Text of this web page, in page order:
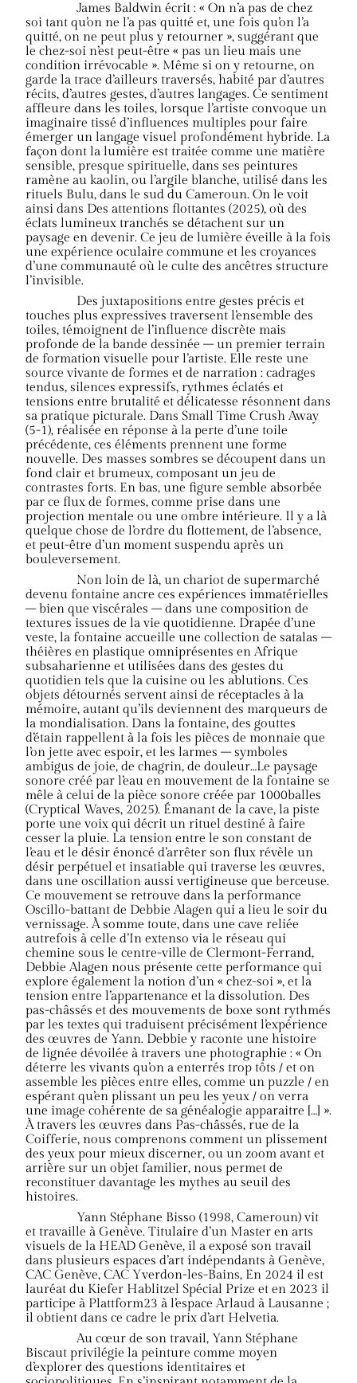
James Baldwin écrit : « On n’a pas de chez
soi tant qu’on ne l’a pas quitté et, une fois qu’on l’a
quitté, on ne peut plus y retourner », suggérant que
le chez-soi n’est peut-être « pas un lieu mais une
condition irrévocable ». Même si on y retourne, on
garde la trace d’ailleurs traversés, habité par d’autres
récits, d’autres gestes, d’autres langages. Ce sentiment
affleure dans les toiles, lorsque l’artiste convoque un
imaginaire tissé d’influences multiples pour faire
émerger un langage visuel profondément hybride. La
façon dont la lumière est traitée comme une matière
sensible, presque spirituelle, dans ses peintures
ramène au kaolin, ou l’argile blanche, utilisé dans les
rituels Bulu, dans le sud du Cameroun. On le voit
ainsi dans Des attentions flottantes (2025), où des
éclats lumineux tranchés se détachent sur un
paysage en devenir. Ce jeu de lumière éveille à la fois
une expérience oculaire commune et les croyances
d’une communauté où le culte des ancêtres structure
l’invisible.
Des juxtapositions entre gestes précis et
touches plus expressives traversent l’ensemble des
toiles, témoignent de l’influence discrète mais
profonde de la bande dessinée – un premier terrain
de formation visuelle pour l’artiste. Elle reste une
source vivante de formes et de narration : cadrages
tendus, silences expressifs, rythmes éclatés et
tensions entre brutalité et délicatesse résonnent dans
sa pratique picturale. Dans Small Time Crush Away
(5-1), réalisée en réponse à la perte d’une toile
précédente, ces éléments prennent une forme
nouvelle. Des masses sombres se découpent dans un
fond clair et brumeux, composant un jeu de
contrastes forts. En bas, une figure semble absorbée
par ce flux de formes, comme prise dans une
projection mentale ou une ombre intérieure. Il y a là
quelque chose de l’ordre du flottement, de l’absence,
et peut-être d’un moment suspendu après un
bouleversement.
Non loin de là, un chariot de supermarché
devenu fontaine ancre ces expériences immatérielles
– bien que viscérales – dans une composition de
textures issues de la vie quotidienne. Drapée d’une
veste, la fontaine accueille une collection de satalas –
théières en plastique omniprésentes en Afrique
subsaharienne et utilisées dans des gestes du
quotidien tels que la cuisine ou les ablutions. Ces
objets détournés servent ainsi de réceptacles à la
mémoire, autant qu’ils deviennent des marqueurs de
la mondialisation. Dans la fontaine, des gouttes
d’étain rappellent à la fois les pièces de monnaie que
l’on jette avec espoir, et les larmes – symboles
ambigus de joie, de chagrin, de douleur…Le paysage
sonore créé par l’eau en mouvement de la fontaine se
mêle à celui de la pièce sonore créée par 1000balles
(Cryptical Waves, 2025). Émanant de la cave, la piste
porte une voix qui décrit un rituel destiné à faire
cesser la pluie. La tension entre le son constant de
l’eau et le désir énoncé d’arrêter son flux révèle un
désir perpétuel et insatiable qui traverse les œuvres,
dans une oscillation aussi vertigineuse que berceuse.
Ce mouvement se retrouve dans la performance
Oscillo-battant de Debbie Alagen qui a lieu le soir du
vernissage. À somme toute, dans une cave reliée
autrefois à celle d’In extenso via le réseau qui
chemine sous le centre-ville de Clermont-Ferrand,
Debbie Alagen nous présente cette performance qui
explore également la notion d’un « chez-soi », et la
tension entre l’appartenance et la dissolution. Des
pas-châssés et des mouvements de boxe sont rythmés
par les textes qui traduisent précisément l’expérience
des œuvres de Yann. Debbie y raconte une histoire
de lignée dévoilée à travers une photographie : « On
déterre les vivants qu’on a enterrés trop tôts / et on
assemble les pièces entre elles, comme un puzzle / en
espérant qu’en plissant un peu les yeux / on verra
une image cohérente de sa généalogie apparaitre […] ».
À travers les œuvres dans Pas-châssés, rue de la
Coifferie, nous comprenons comment un plissement
des yeux pour mieux discerner, ou un zoom avant et
arrière sur un objet familier, nous permet de
reconstituer davantage les mythes au seuil des
histoires.
Yann Stéphane Bisso (1998, Cameroun) vit
et travaille à Genève. Titulaire d’un Master en arts
visuels de la HEAD Genève, il a exposé son travail
dans plusieurs espaces d’art indépendants à Genève,
CAC Genève, CAC Yverdon-les-Bains, En 2024 il est
lauréat du Kiefer Hablitzel Spécial Prize et en 2023 il
participe à Plattform23 à l’espace Arlaud à Lausanne ;
il obtient dans ce cadre le prix d’art Helvetia.
Au cœur de son travail, Yann Stéphane
Biscaut privilégie la peinture comme moyen
d’explorer des questions identitaires et